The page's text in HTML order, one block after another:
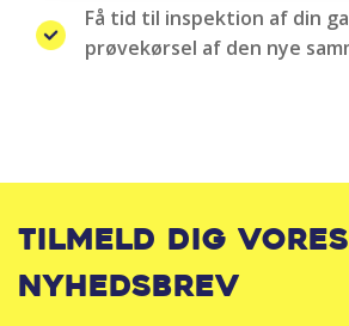
Få tid til inspektion af din
prøvekørsel af den nye
Tilmeld dig vores
nyhedsbrev